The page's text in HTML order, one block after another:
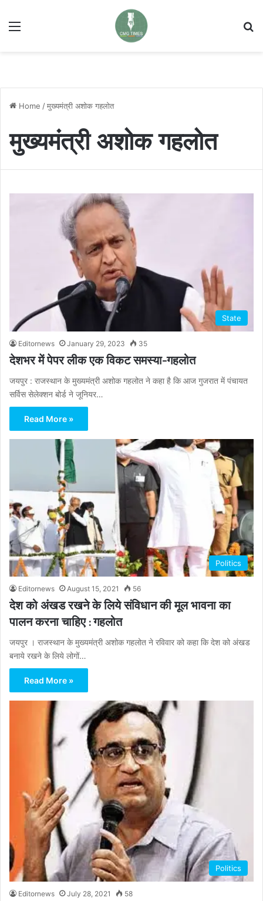
Menu
Home /मुख्यमंत्री अशोक गहलोत
मुख्यमंत्री अशोक गहलोत
State
Editornews January 29, 2023 35
देशभर में पेपर लीक एक विकट समस्या-गहलोत
जयपुर : राजस्थान के मुख्यमंत्री अशोक गहलोत ने कहा है कि आज गुजरात में पंचायत
सर्विस सेलेक्शन बोर्ड ने जूनियर…
Read More »
Politics
Editornews August 15, 2021 56
देश को अंखड रखने के लिये संविधान की मूल भावना का
पालन करना चाहिए : गहलोत
जयपुर । राजस्थान के मुख्यमंत्री अशोक गहलोत ने रविवार को कहा कि देश को अंखड
बनाये रखने के लिये लोगों…
Read More »
Politics
Editornews July 28, 2021 58